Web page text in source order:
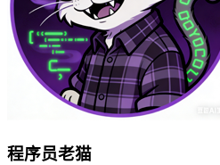
程序员老猫